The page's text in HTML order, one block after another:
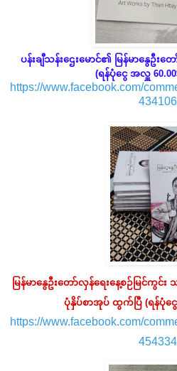
ပန်းချီသန်းဌေးမောင်၏ မြန်မာနွေဦး
(ရန်ပုံငွေ အလှူ
https://www.facebook.com/
မြန်မာနွေဦးတော်လှန်ရေးနေ့စဉ်မြင်ကွ
ပုံနှိပ်စာအုပ် ထွက်ပြီ (ရန်ပုံငွေ
https://www.facebook.com/